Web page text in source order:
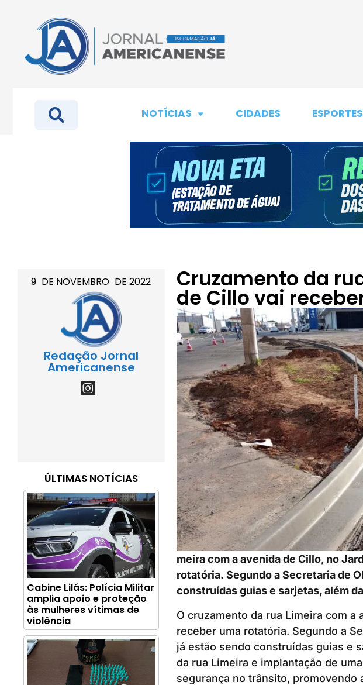
NOTÍCIAS CIDADES ESPORTES
9 DE NOVEMBRO DE2022
Redação Jornal
Americanense
ÚLTIMAS NOTÍCIAS
Cabine Lilás: Polícia Militar
amplia apoio e proteção
às mulheres vítimas de
violência
Cruzamento da
de Cillo vai
meira com a avenida de Cillo, no
rotatória. Segundo a Secretaria de
construídas guias e sarjetas, além
O cruzamento da rua Limeira com a
receber uma rotatória. Segundo a
já estão sendo construídas guias e
da rua Limeira e implantação de
segurança no trânsito, promovendo